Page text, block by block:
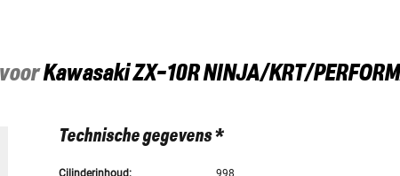
KawasakiZX-10R NINJA/KRT/
Technische gegevens *